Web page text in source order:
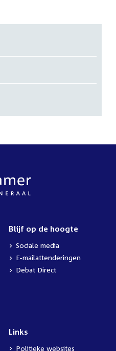
Blijf op de hoogte
Sociale media
E-mailattenderingen
Debat Direct
Links
Politieke websites